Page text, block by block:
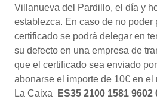
Villanueva del Pardillo, el día y
establezca. En caso de no poder
certificado se podrá delegar en
su defecto en una empresa de
que el certificado sea enviado
abonarse el importe de 10€ en el
La Caixa
ES35 2100 1581 9602